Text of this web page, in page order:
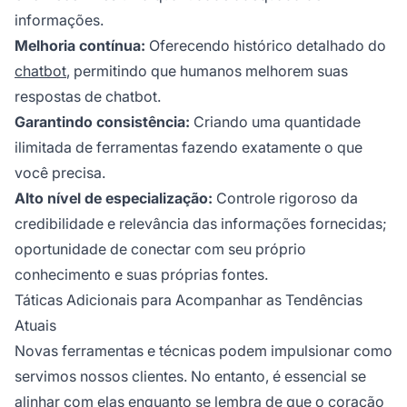
informações.
Melhoria contínua: Oferecendo histórico detalhado do
chatbot, permitindo que humanos melhorem suas
respostas de chatbot.
Garantindo consistência: Criando uma quantidade
ilimitada de ferramentas fazendo exatamente o que
você precisa.
Alto nível de especialização: Controle rigoroso da
credibilidade e relevância das informações fornecidas;
oportunidade de conectar com seu próprio
conhecimento e suas próprias fontes.
Táticas Adicionais para Acompanhar as Tendências
Atuais
Novas ferramentas e técnicas podem impulsionar como
servimos nossos clientes. No entanto, é essencial se
alinhar com elas enquanto se lembra de que o coração